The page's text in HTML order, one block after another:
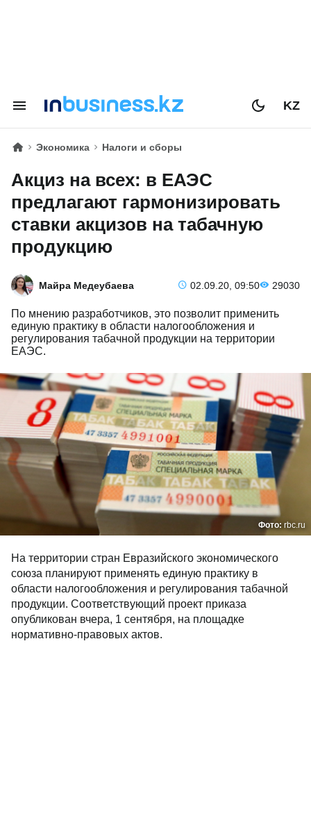
KZ
Экономика Налоги и сборы
Акциз на всех: в ЕАЭС
предлагают гармонизировать
ставки акцизов на табачную
продукцию
Майра Медеубаева 02.09.20, 09:50 29030
По мнению разработчиков, это позволит применить
единую практику в области налогообложения и
регулирования табачной продукции на территории
ЕАЭС.
Фото: rbc.ru
На территории стран Евразийского экономического
союза планируют применять единую практику в
области налогообложения и регулирования табачной
продукции. Соответствующий проект приказа
опубликован вчера, 1 сентября, на площадке
нормативно-правовых актов.